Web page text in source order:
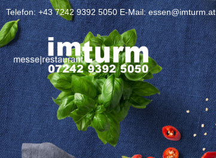
Telefon: +43 7242 9392 5050 E-Mail: essen@imturm.at